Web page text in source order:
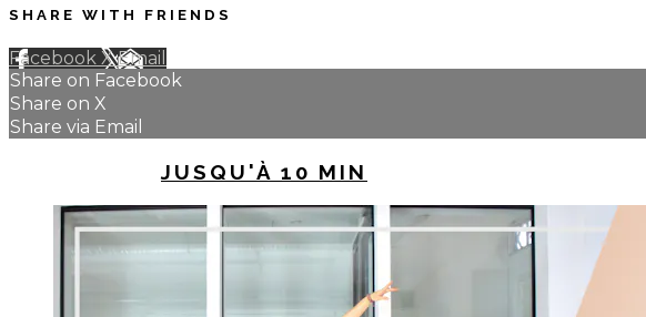
SHARE WITH FRIENDS
Facebook XEmail
Share on Facebook
Share on X
Share via Email
JUSQU'À 10 MIN